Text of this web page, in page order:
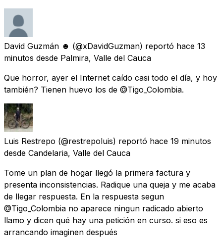
David Guzmán ☻ (@xDavidGuzman) reportó hace 13
minutos desde Palmira, Valle del Cauca
Que horror, ayer el Internet caído casi todo el día, y hoy
también? Tienen huevo los de @Tigo_Colombia.
Luis Restrepo (@restrepoluis) reportó hace 19 minutos
desde Candelaria, Valle del Cauca
Tome un plan de hogar llegó la primera factura y
presenta inconsistencias. Radique una queja y me acaba
de llegar respuesta. En la respuesta segun
@Tigo_Colombia no aparece ningun radicado abierto
llamo y dicen qué hay una petición en curso. si eso es
arrancando imaginen después